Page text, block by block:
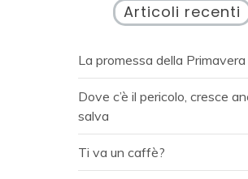
Articoli recenti
La promessa della Primavera
Dove c’è il pericolo, cresce
salva
Ti va un caffè?